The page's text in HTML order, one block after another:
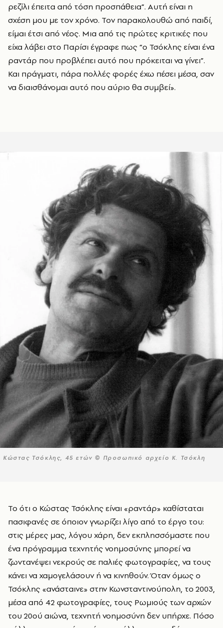
ρεζίλι έπειτα από τόση προσπάθεια”. Αυτή είναι η
σχέση μου με τον χρόνο. Τον παρακολουθώ από παιδί,
είμαι έτσι από νέος. Μια από τις πρώτες κριτικές που
είχα λάβει στο Παρίσι έγραφε πως “ο Τσόκλης είναι ένα
ραντάρ που προβλέπει αυτό που πρόκειται να γίνει”.
Και πράγματι, πάρα πολλές φορές έχω πέσει μέσα, σαν
να διαισθάνομαι αυτό που αύριο θα συμβεί».
Κώστας Τσόκλης, 45 ετών © Προσωπικό αρχείο Κ. Τσόκλη
Το ότι ο Κώστας Τσόκλης είναι «ραντάρ» καθίσταται
πασιφανές σε όποιον γνωρίζει λίγο από το έργο του:
στις μέρες μας, λόγου χάρη, δεν εκπλησσόμαστε που
ένα πρόγραμμα τεχνητής νοημοσύνης μπορεί να
ζωντανέψει νεκρούς σε παλιές φωτογραφίες, να τους
κάνει να χαμογελάσουν ή να κινηθούν. Όταν όμως ο
Τσόκλης «ανάσταινε» στην Κωνσταντινούπολη, το 2003,
μέσα από 42 φωτογραφίες, τους Ρωμιούς των αρχών
του 20ού αιώνα, τεχνητή νοημοσύνη δεν υπήρχε. Πόσο